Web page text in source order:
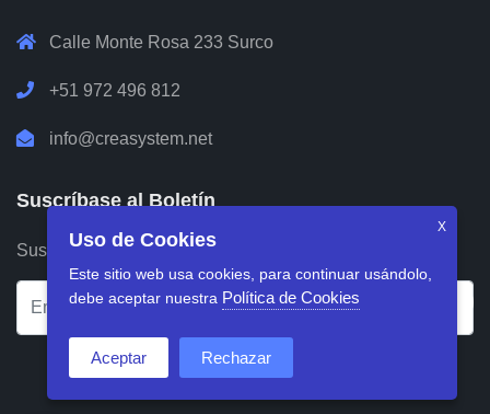
Calle Monte Rosa 233 Surco
+51 972 496 812
info@creasystem.net
Suscríbase al Boletín
Suscríbase a nuestro boletín para recibir información.
X
Uso de Cookies
Este sitio web usa cookies, para continuar usándolo,
debe aceptar nuestra Política de Cookies
Aceptar Rechazar